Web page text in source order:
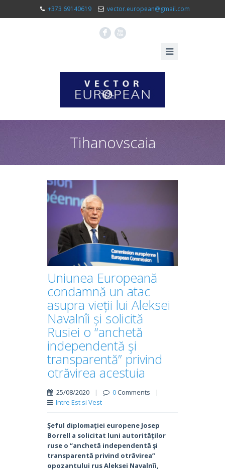
+373 69140619 vector.european@gmail.com
F X
Tihanovscaia
Uniunea Europeană
condamnă un atac
asupra vieții lui Aleksei
Navalnîi și solicită
Rusiei o “anchetă
independentă şi
transparentă” privind
otrăvirea acestuia
25/08/2020 | 0Comments
|
Intre Est si Vest
Şeful diplomaţiei europene Josep
Borrell a solicitat luni autorităţilor
ruse o “anchetă independentă şi
transparentă privind otrăvirea”
opozantului rus Aleksei Navalnîi,